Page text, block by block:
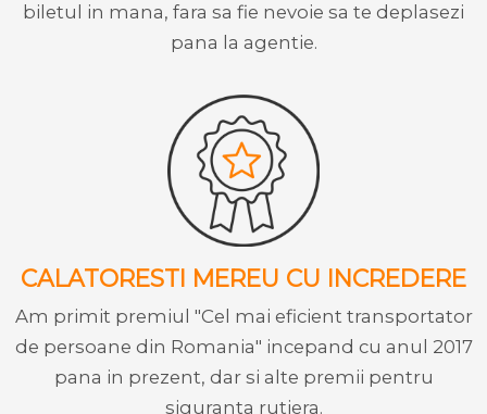
biletul in mana, fara sa fie nevoie sa te deplasezi
pana la agentie.
CALATORESTI MEREU CU INCREDERE
Am primit premiul "Cel mai eficient transportator
de persoane din Romania" incepand cu anul 2017
pana in prezent, dar si alte premii pentru
siguranta rutiera.